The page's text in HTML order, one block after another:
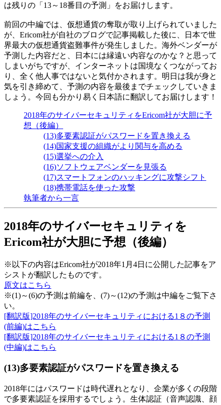
は残りの「13～18番目の予測」をお届けします。
前回の中編では、仮想通貨の奪取が取り上げられていました
が、Ericom社が自社のブログで記事掲載した後に、日本で世
界最大の仮想通貨盗難事件が発生しました。海外ベンダーが
予測した内容だと、日本には縁遠い内容なのかな？と思って
しまいがちですが、インターネットは国境なくつながってお
り、全く他人事ではないと気付かされます。明日は我が身と
気を引き締めて、予測の内容を最後までチェックしていきま
しょう。今回も分かり易く日本語に翻訳してお届けします！
2018年のサイバーセキュリティをEricom社が大胆に予
想（後編）
(13)多要素認証がパスワードを置き換える
(14)国家支援の組織がより関与を高める
(15)選挙への介入
(16)ソフトウェアベンダーを見張る
(17)スマートフォンのハッキングに攻撃シフト
(18)携帯電話を使った攻撃
執筆者から一言
2018年のサイバーセキュリティを
Ericom社が大胆に予想（後編）
※以下の内容はEricom社が2018年1月4日に公開した記事をア
シストが翻訳したものです。
原文はこちら
※(1)～(6)の予測は前編を、(7)～(12)の予測は中編をご覧下さ
い。
[翻訳版]2018年のサイバーセキュリティにおける1８の予測
(前編)はこちら
[翻訳版]2018年のサイバーセキュリティにおける1８の予測
(中編)はこちら
(13)多要素認証がパスワードを置き換える
2018年にはパスワードは時代遅れとなり、企業が多くの段階
で多要素認証を採用するでしょう。生体認証（音声認識、顔